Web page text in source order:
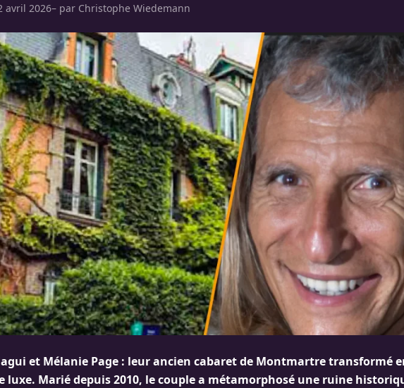
avril 2026– par Christophe Wiedemann
et Mélanie Page : leur ancien cabaret de Montmartre transformé
luxe. Marié depuis 2010, le couple a métamorphosé une ruine